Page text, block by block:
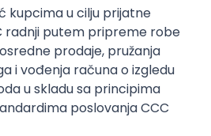
kupcima u cilju prijatne
radnji putem pripreme robe
prodaje, pružanja
i vođenja računa o izgledu
u skladu sa principima
poslovanja CCC